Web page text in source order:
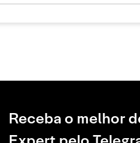
Receba o melhor